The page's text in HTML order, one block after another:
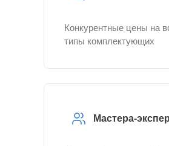
Конкурентные цены на
типы комплектующих
Мастера-